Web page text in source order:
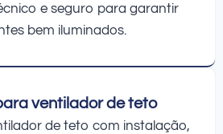
e seguro para garantir
bem iluminados.
ventilador de teto
de teto com instalação,